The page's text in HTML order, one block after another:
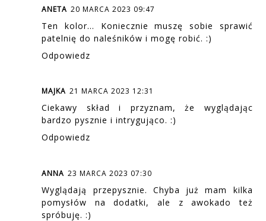
ANETA 20 MARCA 2023 09:47
Ten kolor... Koniecznie muszę sobie sprawić
patelnię do naleśników i mogę robić. :)
Odpowiedz
MAJKA 21 MARCA 2023 12:31
Ciekawy skład i przyznam, że wyglądając
bardzo pysznie i intrygująco. :)
Odpowiedz
ANNA 23 MARCA 2023 07:30
Wyglądają przepysznie. Chyba już mam kilka
pomysłów na dodatki, ale z awokado też
spróbuję. :)